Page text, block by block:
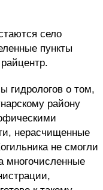
село
пункты
гидрологов о том,
району
нерасчищенные
не смогли
многочисленные